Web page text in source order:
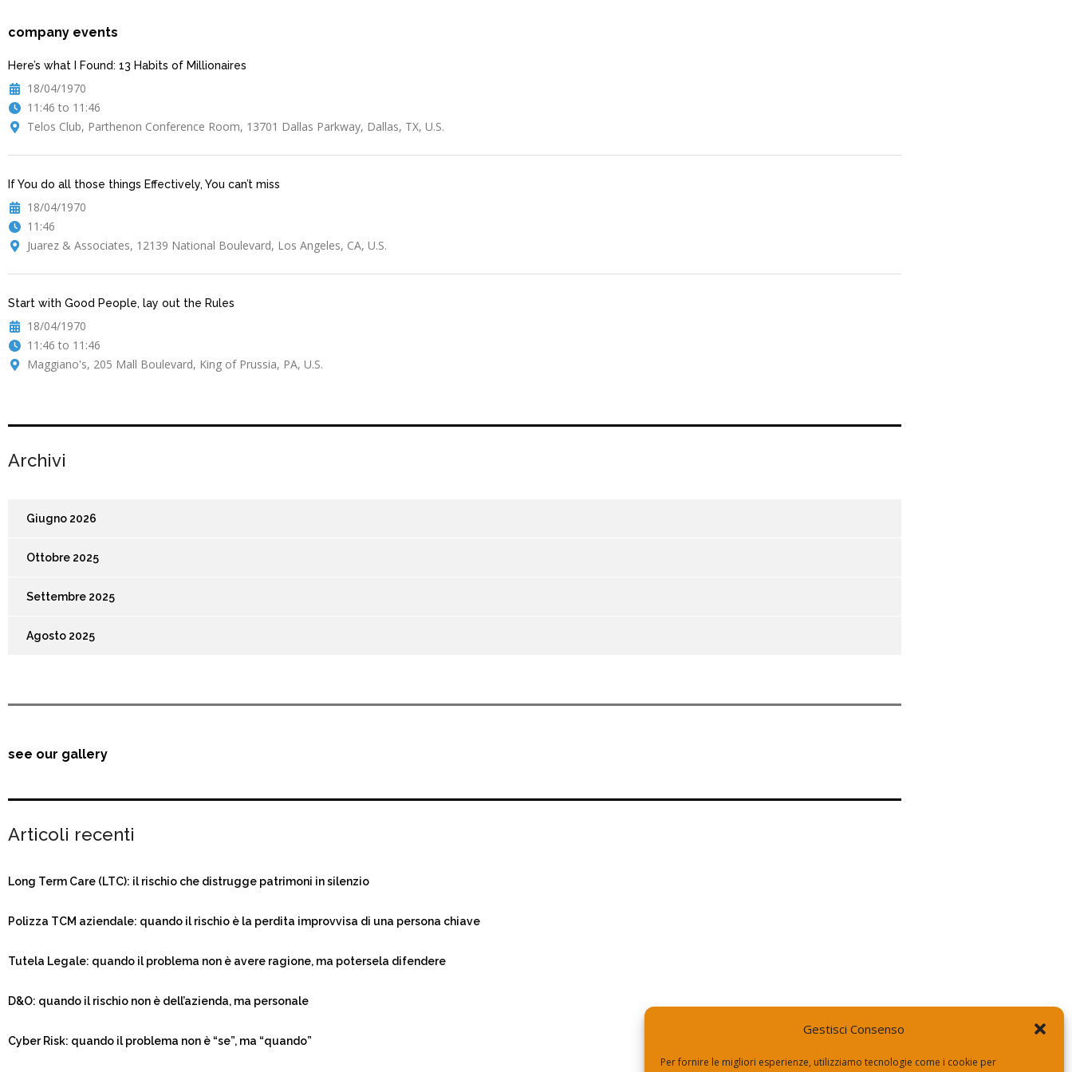
Gestisci Consenso
Per fornire le migliori esperienze, utilizziamo tecnologie come i cookie per
company events
Here’s what I Found: 13 Habits of Millionaires
18/04/1970
11:46 to 11:46
Telos Club, Parthenon Conference Room, 13701 Dallas Parkway, Dallas, TX, U.S.
If You do all those things Effectively, You can’t miss
18/04/1970
11:46
Juarez & Associates, 12139 National Boulevard, Los Angeles, CA, U.S.
Start with Good People, lay out the Rules
18/04/1970
11:46 to 11:46
Maggiano's, 205 Mall Boulevard, King of Prussia, PA, U.S.
Archivi
Giugno 2026
Ottobre 2025
Settembre 2025
Agosto 2025
see our gallery
Articoli recenti
Long Term Care (LTC): il rischio che distrugge patrimoni in silenzio
Polizza TCM aziendale: quando il rischio è la perdita improvvisa di una persona chiave
Tutela Legale: quando il problema non è avere ragione, ma potersela difendere
D&O: quando il rischio non è dell’azienda, ma personale
Cyber Risk: quando il problema non è “se”, ma “quando”